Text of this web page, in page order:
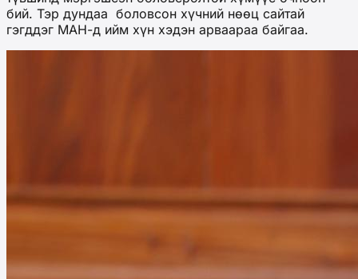
бий. Тэр дундаа боловсон хүчний нөөц сайтай
гэгддэг МАН-д ийм хүн хэдэн арваараа байгаа.